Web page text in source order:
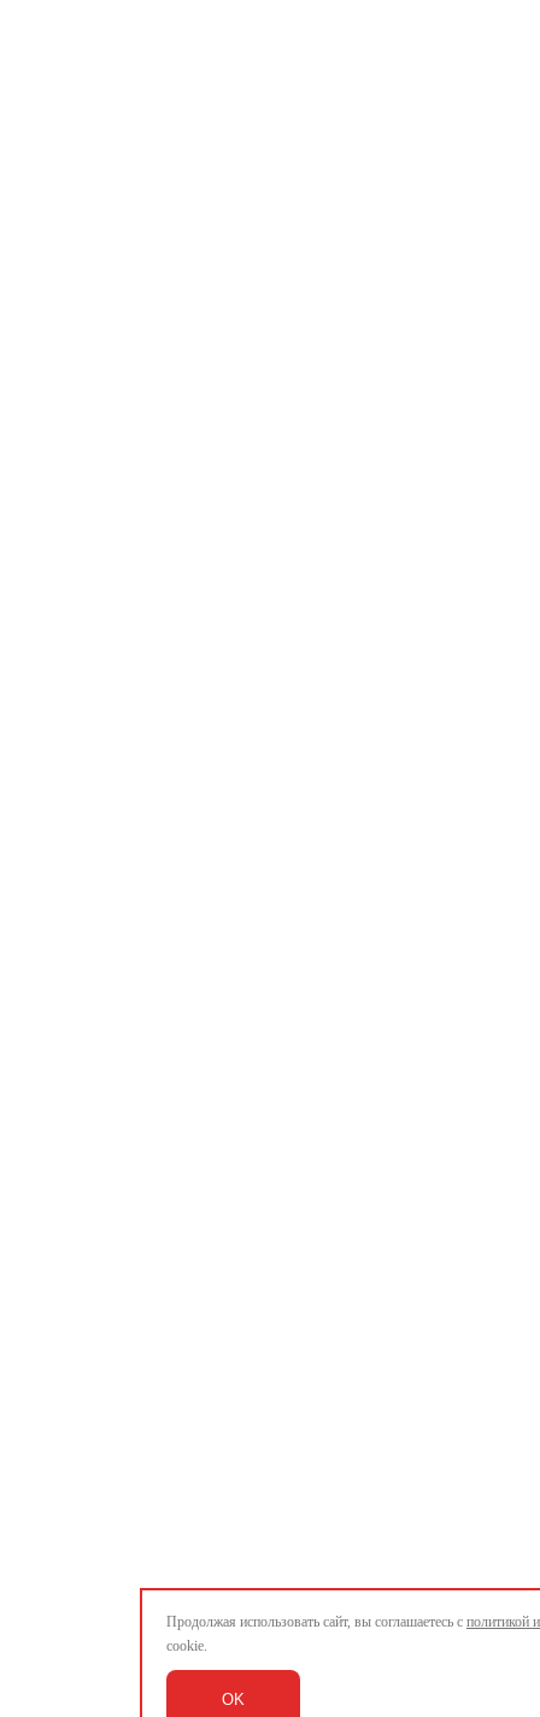
Продолжая использовать сайт, вы соглашаетесь с политикой
cookie.
OK